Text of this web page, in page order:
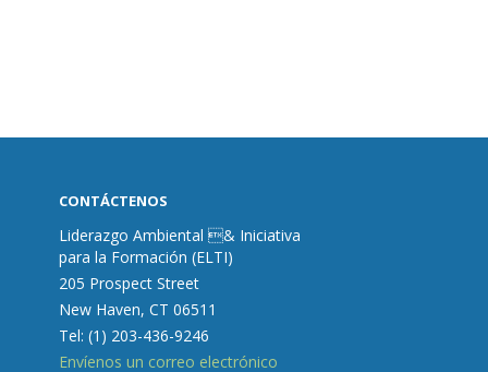
CONTÁCTENOS
Liderazgo Ambiental & Iniciativa
para la Formación (ELTI)
205 Prospect Street
New Haven, CT 06511
Tel: (1) 203-436-9246
Envíenos un correo electrónico